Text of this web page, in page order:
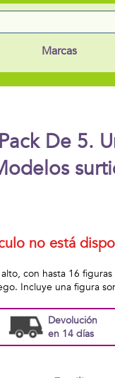
Marcas
De 5.
no está
con hasta 16
Incluye una figura
Devolución
en 14 días